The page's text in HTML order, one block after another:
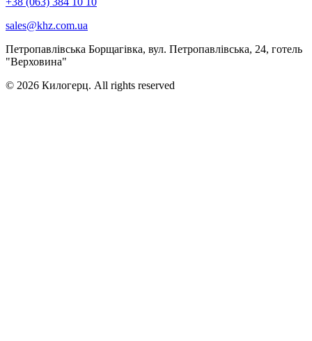
sales@khz.com.ua
Петропавлівська Борщагівка, вул. Петропавлівська, 24, готель
"Верховина"
© 2026 Килогерц. All rights reserved